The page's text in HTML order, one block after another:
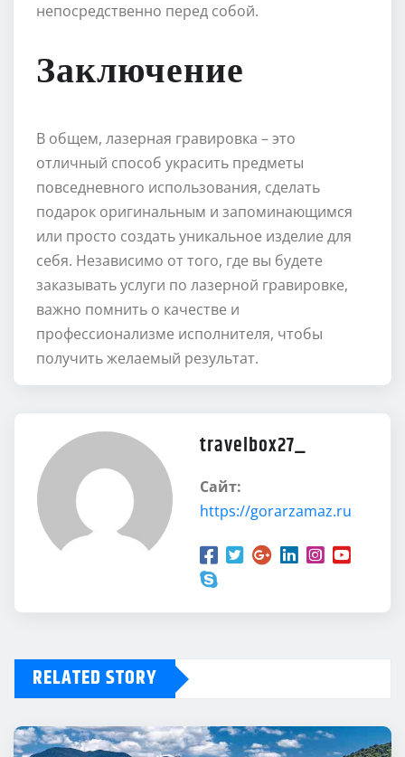
непосредственно перед собой.
Заключение
В общем, лазерная гравировка – это
отличный способ украсить предметы
повседневного использования, сделать
подарок оригинальным и запоминающимся
или просто создать уникальное изделие для
себя. Независимо от того, где вы будете
заказывать услуги по лазерной гравировке,
важно помнить о качестве и
профессионализме исполнителя, чтобы
получить желаемый результат.
travelbox27_
Сайт:
https://gorarzamaz.ru
RELATED STORY